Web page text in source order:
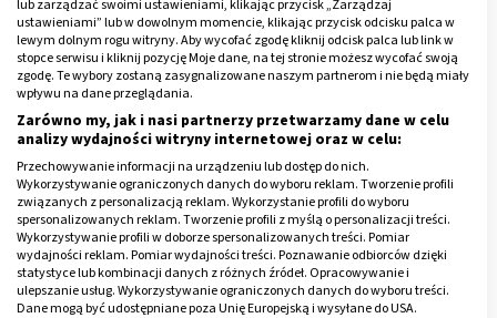
alergią, bądź niedoborem witamin albo
mikroelementów w diecie. Czasami mogą stanowić
rezultat podawania niektórych leków (np.
antybiotyków).
Jeszcze
co oznaczają plamy na języku
u dziecka? Dość
częstym powodem zmian w jamie ustnej malca jest
niewystarczająca higiena, czyli zbyt rzadkie,
niedokładne mycie zębów i języka.
Reklama
lub zarządzać swoimi ustawieniami, klikając przycisk „Zarządzaj
ustawieniami” lub w dowolnym momencie, klikając przycisk odcisku palca w
lewym dolnym rogu witryny. Aby wycofać zgodę kliknij odcisk palca lub link w
stopce serwisu i kliknij pozycję Moje dane, na tej stronie możesz wycofać swoją
zgodę. Te wybory zostaną zasygnalizowane naszym partnerom i nie będą miały
wpływu na dane przeglądania.
Zarówno my, jak i nasi partnerzy przetwarzamy dane w celu
analizy wydajności witryny internetowej oraz w celu:
Przechowywanie informacji na urządzeniu lub dostęp do nich.
Wykorzystywanie ograniczonych danych do wyboru reklam. Tworzenie profili
związanych z personalizacją reklam. Wykorzystanie profili do wyboru
spersonalizowanych reklam. Tworzenie profili z myślą o personalizacji treści.
Wykorzystywanie profili w doborze spersonalizowanych treści. Pomiar
wydajności reklam. Pomiar wydajności treści. Poznawanie odbiorców dzięki
statystyce lub kombinacji danych z różnych źródeł. Opracowywanie i
ulepszanie usług. Wykorzystywanie ograniczonych danych do wyboru treści.
Dane mogą być udostępniane poza Unię Europejską i wysyłane do USA.